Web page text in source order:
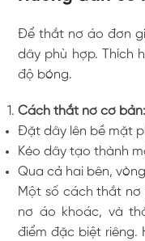
Để thắt nơ áo đơn
dây phù hợp. Thích
độ bóng.
Cách thắt nơ cơ bản:
Đặt dây lên bề mặt
Kéo dây tạo thành
Qua cả hai bên,
Một số cách thắt
nơ áo khoác, và
điểm đặc biệt riêng.